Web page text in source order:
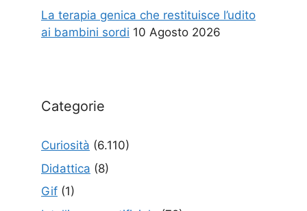
La terapia genica che restituisce l’udito
ai bambini sordi 10 Agosto 2026
Categorie
Curiosità (6.110)
Didattica (8)
Gif (1)